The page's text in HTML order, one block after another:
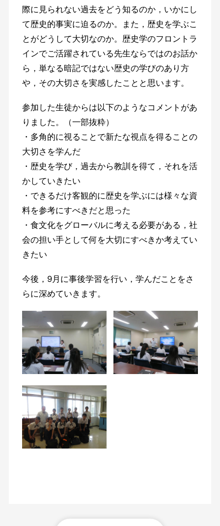
際に見られない過去をどう知るのか，いかにし
て歴史的事実に迫るのか。また，歴史を学ぶこ
とがどうして大切なのか。歴史学のフロントラ
インでご活躍されている先生ならではのお話か
ら，単なる暗記ではない歴史の学びのあり方
や，その大切さを実感したことと思います。
参加した生徒からは以下のようなコメントがあ
りました。（一部抜粋）
・多角的に視ることで新たな視点を得ることの
大切さを学んだ
・歴史を学び，過去から教訓を得て，それを活
かしていきたい
・できるだけ客観的に歴史を学ぶには様々な資
料を参考にすべきだと思った
・食文化をグローバルに考える必要がある，社
会の担い手として何を大切にすべきか考えてい
きたい
今後，9月に事後学習を行い，学んだことをさ
らに深めていきます。